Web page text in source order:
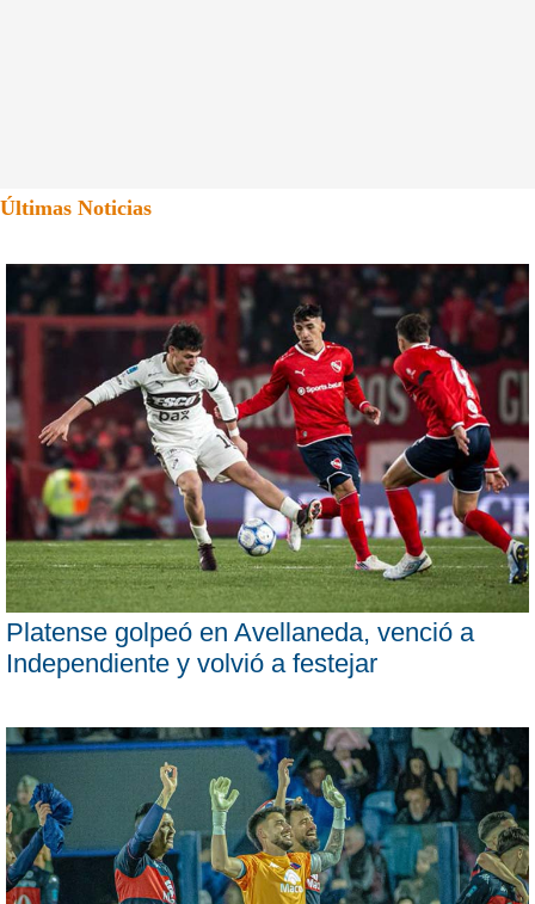
Últimas Noticias
Platense golpeó en Avellaneda, venció a
Independiente y volvió a festejar